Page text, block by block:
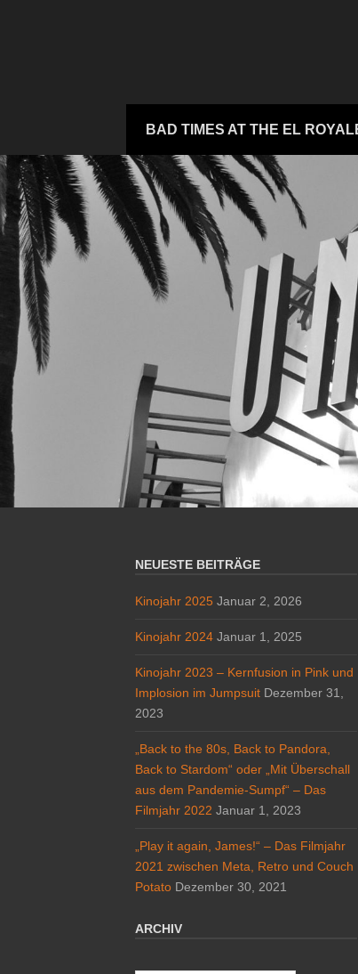
Inhalt
springen
BAD TIMES AT THE EL
NEUESTE BEITRÄGE
Kinojahr 2025 Januar 2, 2026
Kinojahr 2024 Januar 1, 2025
Kinojahr 2023 – Kernfusion in Pink und
Implosion im Jumpsuit Dezember 31,
2023
„Back to the 80s, Back to Pandora,
Back to Stardom“ oder „Mit Überschall
aus dem Pandemie-Sumpf“ – Das
Filmjahr 2022 Januar 1, 2023
„Play it again, James!“ – Das Filmjahr
2021 zwischen Meta, Retro und Couch
Potato Dezember 30, 2021
ARCHIV